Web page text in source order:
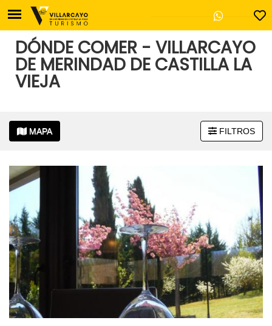
Villarcayo - 09550
947 130 457
DÓNDE COMER - VILLARCAYO
DE MERINDAD DE CASTILLA LA
VIEJA
MAPA FILTROS
+